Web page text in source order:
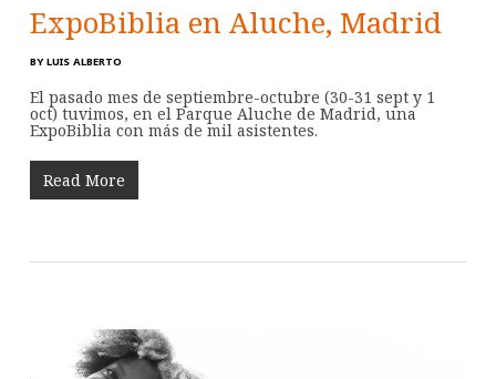
ExpoBiblia en Aluche, Madrid
BY LUIS ALBERTO
El pasado mes de septiembre-octubre (30-31 sept y 1
oct) tuvimos, en el Parque Aluche de Madrid, una
ExpoBiblia con más de mil asistentes.
Read More